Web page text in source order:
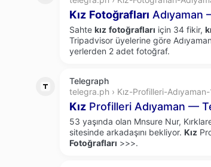
Kız Fotoğrafları Adıyaman
Sahte kız fotoğrafları için 34 fikir,
Tripadvisor üyelerine göre
yerlerden 2 adet fotoğraf.
Telegraph
telegra.ph › Kız-Profilleri-Adıyaman-
Kız Profilleri Adıyaman —
53 yaşında olan Mnsure Nur,
sitesinde arkadaşını bekliyor. Kız
Fotoğrafları >>>.